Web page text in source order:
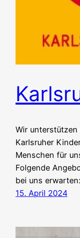
Wir unterstützen
Karlsruher
Menschen für
Folgende
bei uns erwarten:
15. April 2024